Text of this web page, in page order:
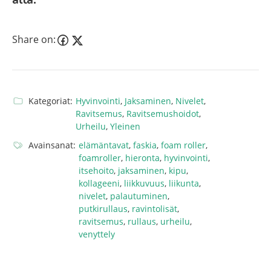
Share on:
Kategoriat: Hyvinvointi, Jaksaminen, Nivelet,
Ravitsemus, Ravitsemushoidot,
Urheilu, Yleinen
Avainsanat: elämäntavat, faskia, foam roller,
foamroller, hieronta, hyvinvointi,
itsehoito, jaksaminen, kipu,
kollageeni, liikkuvuus, liikunta,
nivelet, palautuminen,
putkirullaus, ravintolisät,
ravitsemus, rullaus, urheilu,
venyttely